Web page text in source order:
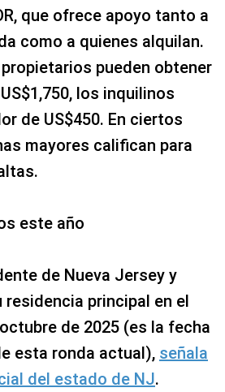
que ofrece apoyo tanto a
como a quienes alquilan.
pueden obtener
los inquilinos
de US$450. En ciertos
mayores califican para
este año
de Nueva Jersey y
principal en el
de 2025 (es la fecha
esta ronda actual), señala
del estado de NJ.